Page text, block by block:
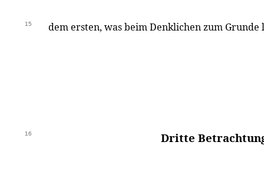
15 dem ersten, was beim Denklichen zum
16 Dritte